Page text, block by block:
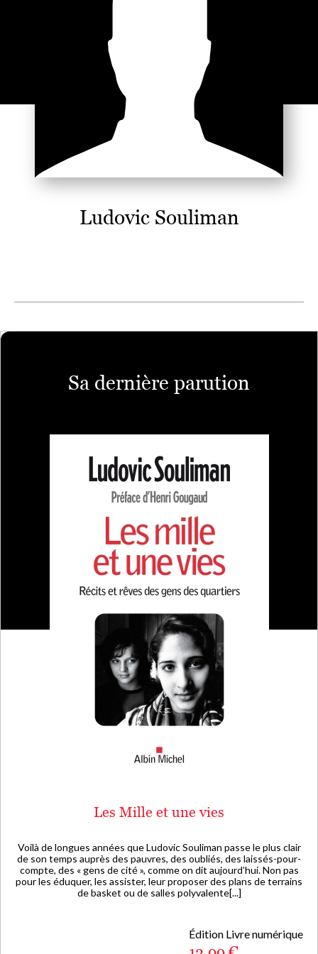
Ludovic Souliman
Sa dernière parution
Les Mille et une vies
Voilà de longues années que Ludovic Souliman passe le plus clair
de son temps auprès des pauvres, des oubliés, des laissés-pour-
compte, des « gens de cité », comme on dit aujourd’hui. Non pas
pour les éduquer, les assister, leur proposer des plans de terrains
de basket ou de salles polyvalente[...]
Édition Livre numérique